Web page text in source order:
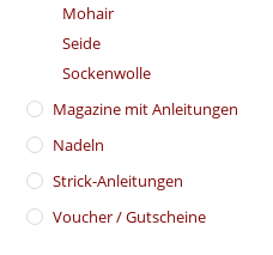
Mohair
Seide
Sockenwolle
Magazine mit Anleitungen
Nadeln
Strick-Anleitungen
Voucher / Gutscheine